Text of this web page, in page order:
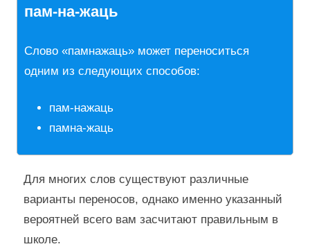
пам-на-жаць
Слово «памнажаць» может переноситься
одним из следующих способов:
пам-нажаць
памна-жаць
Для многих слов существуют различные
варианты переносов, однако именно указанный
вероятней всего вам засчитают правильным в
школе.